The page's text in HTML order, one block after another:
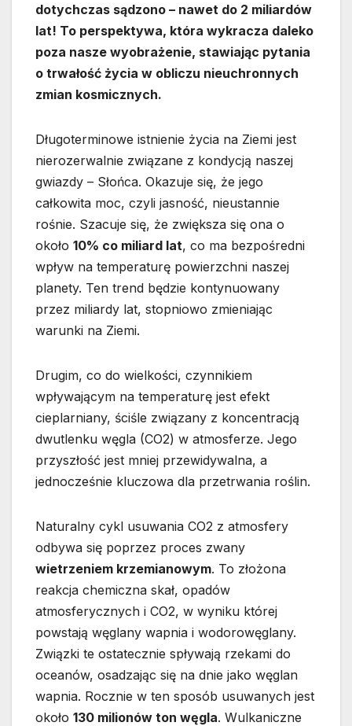
dotychczas sądzono – nawet do 2 miliardów
lat! To perspektywa, która wykracza daleko
poza nasze wyobrażenie, stawiając pytania
o trwałość życia w obliczu nieuchronnych
zmian kosmicznych.
Długoterminowe istnienie życia na Ziemi jest
nierozerwalnie związane z kondycją naszej
gwiazdy – Słońca. Okazuje się, że jego
całkowita moc, czyli jasność, nieustannie
rośnie. Szacuje się, że zwiększa się ona o
około 10% co miliard lat, co ma bezpośredni
wpływ na temperaturę powierzchni naszej
planety. Ten trend będzie kontynuowany
przez miliardy lat, stopniowo zmieniając
warunki na Ziemi.
Drugim, co do wielkości, czynnikiem
wpływającym na temperaturę jest efekt
cieplarniany, ściśle związany z koncentracją
dwutlenku węgla (CO2) w atmosferze. Jego
przyszłość jest mniej przewidywalna, a
jednocześnie kluczowa dla przetrwania roślin.
Naturalny cykl usuwania CO2 z atmosfery
odbywa się poprzez proces zwany
wietrzeniem krzemianowym. To złożona
reakcja chemiczna skał, opadów
atmosferycznych i CO2, w wyniku której
powstają węglany wapnia i wodorowęglany.
Związki te ostatecznie spływają rzekami do
oceanów, osadzając się na dnie jako węglan
wapnia. Rocznie w ten sposób usuwanych jest
około 130 milionów ton węgla. Wulkaniczne